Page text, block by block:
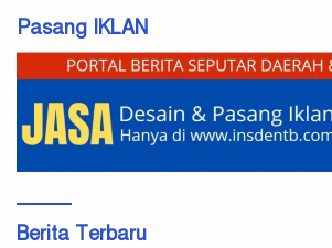
Pasang IKLAN
Berita Terbaru